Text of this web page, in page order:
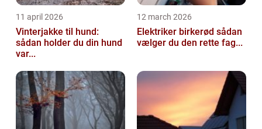
11 april 2026
Vinterjakke til hund:
sådan holder du din hund
var...
12 march 2026
Elektriker birkerød sådan
vælger du den rette fag...